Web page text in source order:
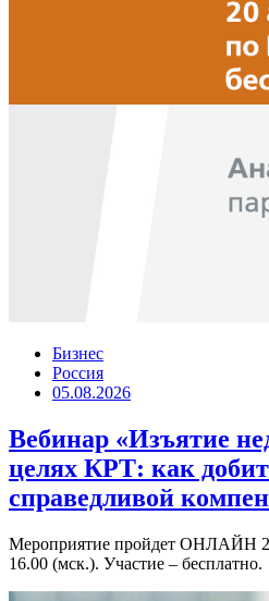
Бизнес
Россия
05.08.2026
Вебинар «Изъятие
целях КРТ: как
справедливой
Мероприятие пройдет ОНЛАЙН 20
16.00 (мск.). Участие – бесплатно.